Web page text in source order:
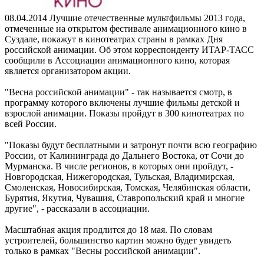
08.04.2014 Лучшие отечественные мультфильмы 2013 года,
отмеченные на открытом фестивале анимационного кино в
Суздале, покажут в кинотеатрах страны в рамках Дня
российской анимации. Об этом корреспонденту ИТАР-ТАСС
сообщили в Ассоциации анимационного кино, которая
является организатором акции.
"Весна российской анимации" - так называется смотр, в
программу которого включены лучшие фильмы детской и
взрослой анимации. Показы пройдут в 300 кинотеатрах по
всей России.
"Показы будут бесплатными и затронут почти всю географию
России, от Калининграда до Дальнего Востока, от Сочи до
Мурманска. В числе регионов, в которых они пройдут, -
Новгородская, Нижегородская, Тульская, Владимирская,
Смоленская, Новосибирская, Томская, Челябинская области,
Бурятия, Якутия, Чувашия, Ставропольский край и многие
другие", - рассказали в ассоциации.
Масштабная акция продлится до 18 мая. По словам
устроителей, большинство картин можно будет увидеть
только в рамках "Весны российской анимации".